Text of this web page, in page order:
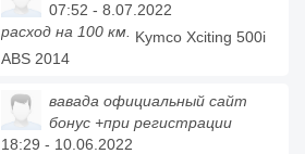
07:52 - 8.07.2022
расход на 100 км. Kymco Xciting 500i
ABS 2014
вавада официальный сайт
бонус +при регистрации
18:29 - 10.06.2022